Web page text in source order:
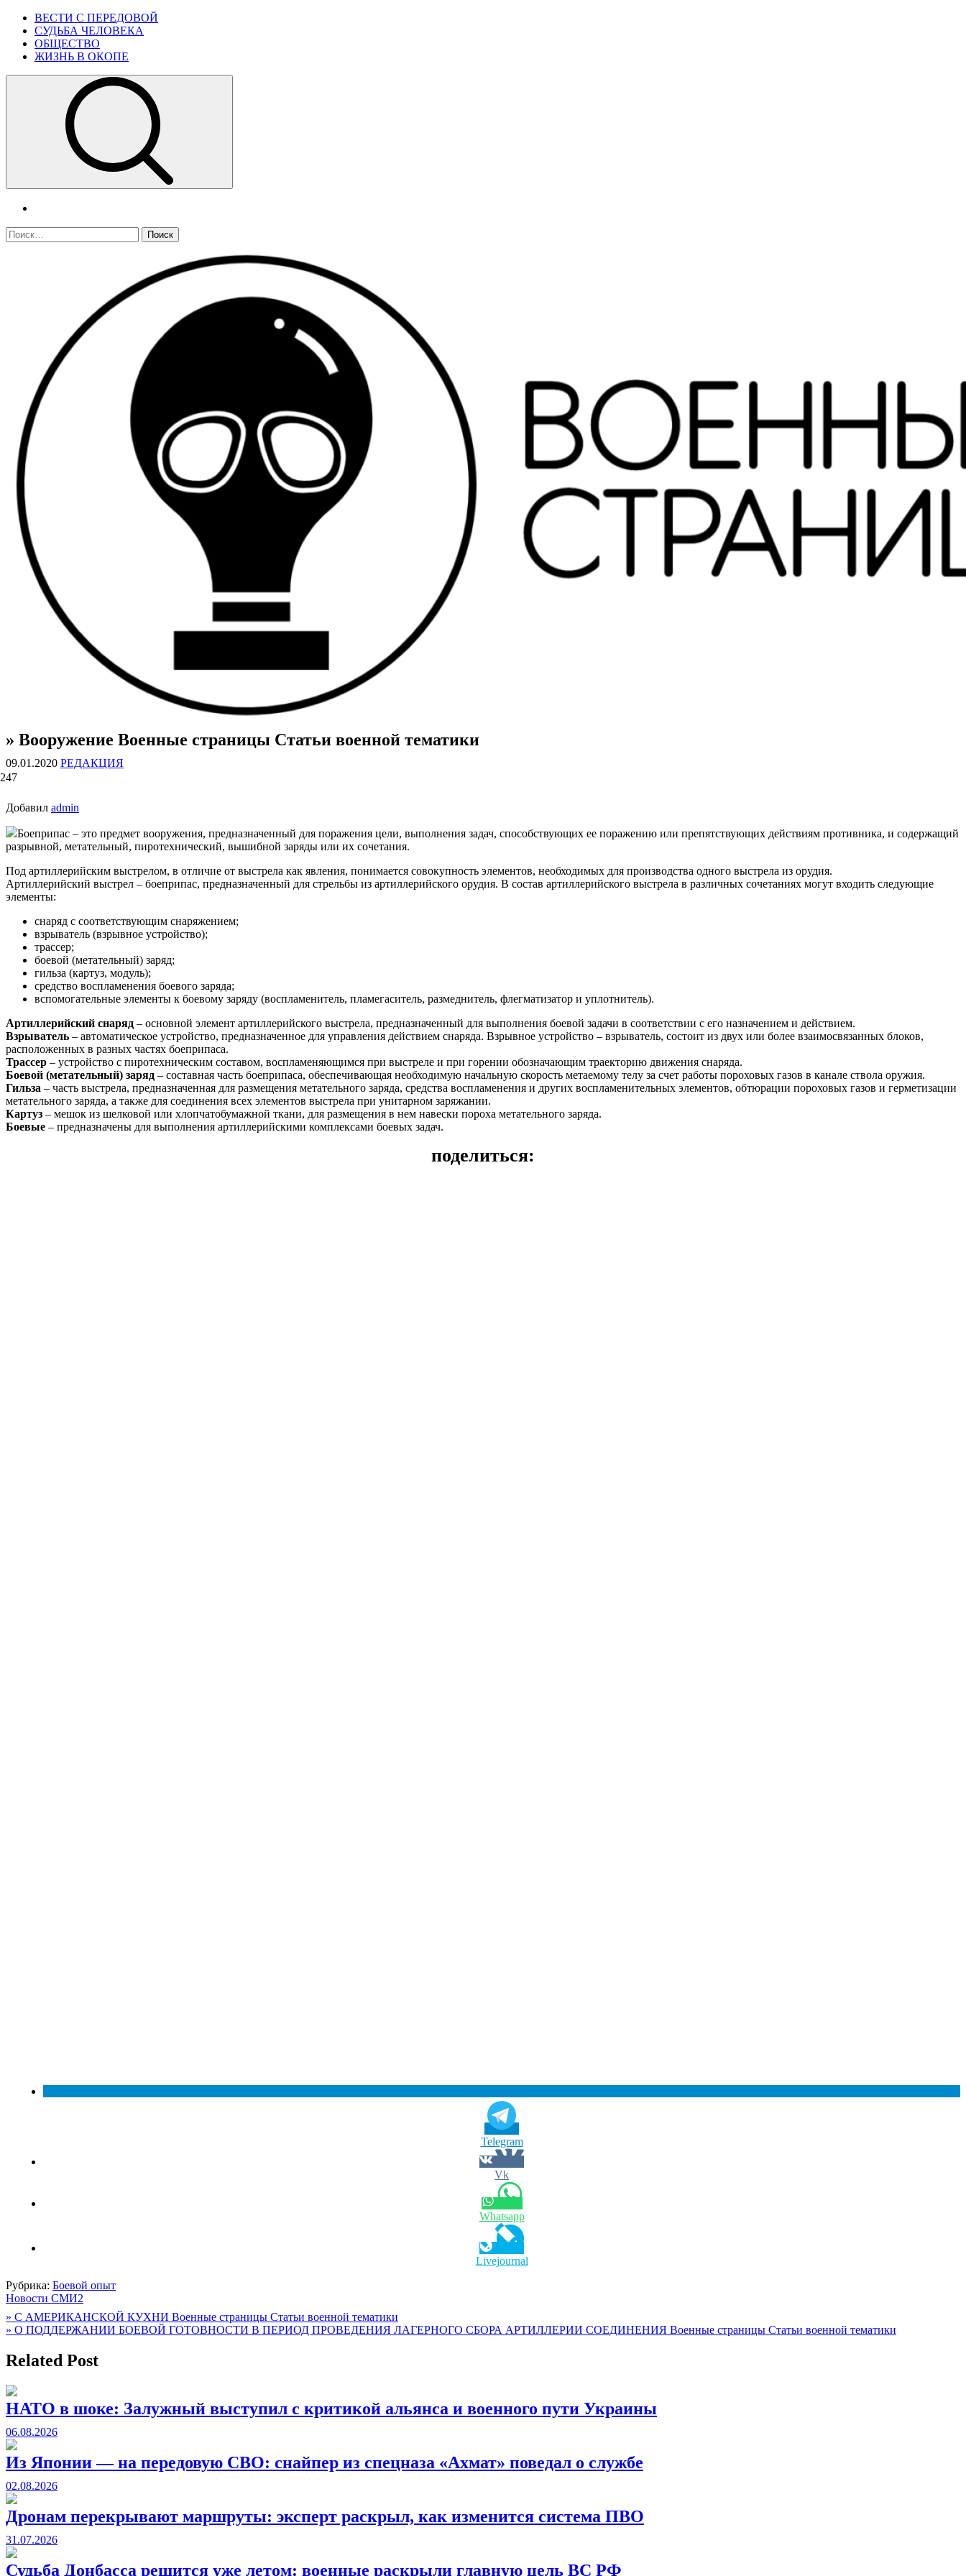
Skip
content
Primary
Menu
ВЕСТИ С ПЕРЕДОВОЙ
СУДЬБА ЧЕЛОВЕКА
ОБЩЕСТВО
ЖИЗНЬ В ОКОПЕ
Найти:
ВОЕННЫЕ СТРАНИЦЫ
СТАТЬИ ВОЕННОЙ ТЕМАТИКИ
» Вооружение Военные страницы Статьи военной тематики
09.01.2020 РЕДАКЦИЯ
247
Добавил admin
Боеприпас – это предмет вооружения, предназначенный для поражения цели, выполнения задач, способствующих ее поражению или препятствующих действиям противника, и содержащий
разрывной, метательный, пиротехнический, вышибной заряды или их сочетания.
Под артиллерийским выстрелом, в отличие от выстрела как явления, понимается совокупность элементов, необходимых для производства одного выстрела из орудия.
Артиллерийский выстрел – боеприпас, предназначенный для стрельбы из артиллерийского орудия. В состав артиллерийского выстрела в различных сочетаниях могут входить следующие
элементы:
снаряд с соответствующим снаряжением;
взрыватель (взрывное устройство);
трассер;
боевой (метательный) заряд;
гильза (картуз, модуль);
средство воспламенения боевого заряда;
вспомогательные элементы к боевому заряду (воспламенитель, пламегаситель, размеднитель, флегматизатор и уплотнитель).
Артиллерийский снаряд – основной элемент артиллерийского выстрела, предназначенный для выполнения боевой задачи в соответствии с его назначением и действием.
Взрыватель – автоматическое устройство, предназначенное для управления действием снаряда. Взрывное устройство – взрыватель, состоит из двух или более взаимосвязанных блоков,
расположенных в разных частях боеприпаса.
Трассер – устройство с пиротехническим составом, воспламеняющимся при выстреле и при горении обозначающим траекторию движения снаряда.
Боевой (метательный) заряд – составная часть боеприпаса, обеспечивающая необходимую начальную скорость метаемому телу за счет работы пороховых газов в канале ствола оружия.
Гильза – часть выстрела, предназначенная для размещения метательного заряда, средства воспламенения и других воспламенительных элементов, обтюрации пороховых газов и герметизации
метательного заряда, а также для соединения всех элементов выстрела при унитарном заряжании.
Картуз – мешок из шелковой или хлопчатобумажной ткани, для размещения в нем навески пороха метательного заряда.
Боевые – предназначены для выполнения артиллерийскими комплексами боевых задач.
поделиться:
Telegram
Vk
Whatsapp
Livejournal
Рубрика: Боевой опыт
Новости СМИ2
Навигация
по
записям
» С АМЕРИКАНСКОЙ КУХНИ Военные страницы Статьи военной тематики
» О ПОДДЕРЖАНИИ БОЕВОЙ ГОТОВНОСТИ В ПЕРИОД ПРОВЕДЕНИЯ ЛАГЕРНОГО СБОРА АРТИЛЛЕРИИ СОЕДИНЕНИЯ Военные страницы Статьи военной тематики
Related Post
НАТО в шоке: Залужный выступил с критикой альянса и военного пути Украины
06.08.2026
Из Японии — на передовую СВО: снайпер из спецназа «Ахмат» поведал о службе
02.08.2026
Дронам перекрывают маршруты: эксперт раскрыл, как изменится система ПВО
31.07.2026
Судьба Донбасса решится уже летом: военные раскрыли главную цель ВС РФ